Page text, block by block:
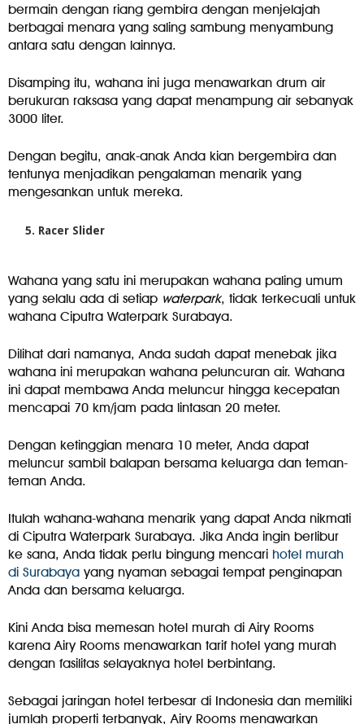
bermain dengan riang gembira dengan menjelajah
berbagai menara yang saling sambung menyambung
antara satu dengan lainnya.
Disamping itu, wahana ini juga menawarkan drum air
berukuran raksasa yang dapat menampung air sebanyak
3000 liter.
Dengan begitu, anak-anak Anda kian bergembira dan
tentunya menjadikan pengalaman menarik yang
mengesankan untuk mereka.
Racer Slider
Wahana yang satu ini merupakan wahana paling umum
yang selalu ada di setiap waterpark, tidak terkecuali untuk
wahana Ciputra Waterpark Surabaya.
Dilihat dari namanya, Anda sudah dapat menebak jika
wahana ini merupakan wahana peluncuran air. Wahana
ini dapat membawa Anda meluncur hingga kecepatan
mencapai 70 km/jam pada lintasan 20 meter.
Dengan ketinggian menara 10 meter, Anda dapat
meluncur sambil balapan bersama keluarga dan teman-
teman Anda.
Itulah wahana-wahana menarik yang dapat Anda nikmati
di Ciputra Waterpark Surabaya. Jika Anda ingin berlibur
ke sana, Anda tidak perlu bingung mencari hotel murah
di Surabaya yang nyaman sebagai tempat penginapan
Anda dan bersama keluarga.
Kini Anda bisa memesan hotel murah di Airy Rooms
karena Airy Rooms menawarkan tarif hotel yang murah
dengan fasilitas selayaknya hotel berbintang.
Sebagai jaringan hotel terbesar di Indonesia dan memiliki
jumlah properti terbanyak, Airy Rooms menawarkan